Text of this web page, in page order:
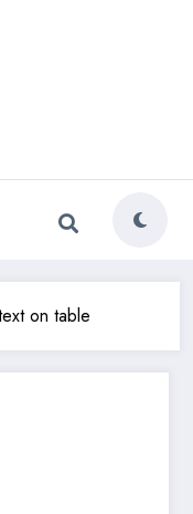
on table